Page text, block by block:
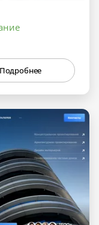
Подробнее